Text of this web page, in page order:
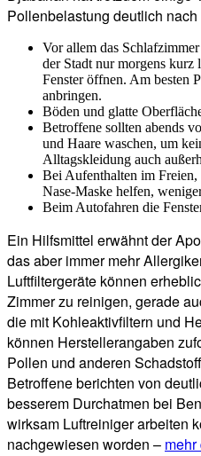
Pollenbelastung deutlich
Vor allem das
der Stadt nur morgens kurz
Fenster öffnen. Am besten
anbringen.
Böden und glatte
Betroffene sollten abends
und Haare waschen, um
Alltagskleidung auch
Bei Aufenthalten im
Nase-Maske helfen,
Beim Autofahren die
Ein Hilfsmittel erwähnt der
das aber immer mehr
Luftfiltergeräte können
Zimmer zu reinigen, gerade
die mit Kohleaktivfiltern und
können Herstellerangaben
Pollen und anderen
Betroffene berichten von
besserem Durchatmen bei
wirksam Luftreiniger arbeiten
nachgewiesen worden –